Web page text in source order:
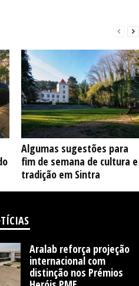
Algumas sugestões para
fim de semana de cultura e
tradição em Sintra
Aralab reforça projeção
internacional com
distinção nos Prémios